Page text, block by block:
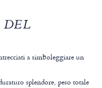
a simboleggiare un
splendore, peso totale